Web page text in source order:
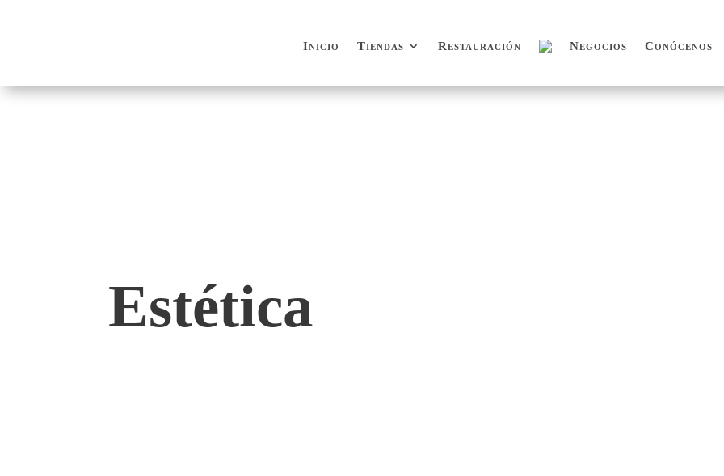
Inicio Tiendas Restauración Negocios Conócenos
Inicio Tiendas Restauración Negocios Conócenos
Estética